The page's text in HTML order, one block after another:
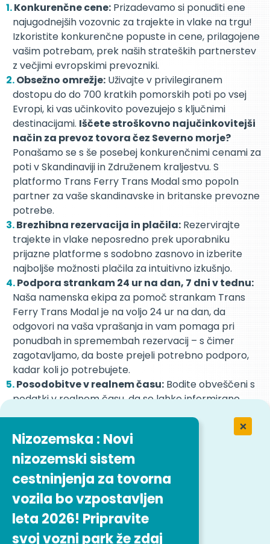
Nizozemska : Novi
nizozemski sistem
cestninjenja za tovorna
vozila bo vzpostavljen
leta 2026! Pripravite
svoj vozni park že zdaj
Konkurenčne cene:Prizadevamo si ponuditi ene
najugodnejših vozovnic za trajekte in vlake na trgu!
Izkoristite konkurenčne popuste in cene, prilagojene
vašim potrebam, prek naših strateških partnerstev
z večjimi evropskimi prevozniki.
Obsežno omrežje:Uživajte v privilegiranem
dostopu do do 700 kratkih pomorskih poti po vsej
Evropi, ki vas učinkovito povezujejo s ključnimi
destinacijami. Iščete stroškovno najučinkovitejši
način za prevoz tovora čez Severno morje?
Ponašamo se s še posebej konkurenčnimi cenami za
poti v Skandinaviji in Združenem kraljestvu. S
platformo Trans Ferry Trans Modal smo popoln
partner za vaše skandinavske in britanske prevozne
potrebe.
Brezhibna rezervacija in plačila:Rezervirajte
trajekte in vlake neposredno prek uporabniku
prijazne platforme s sodobno zasnovo in izberite
najboljše možnosti plačila za intuitivno izkušnjo.
Podpora strankam 24 ur na dan, 7 dni v tednu:
Naša namenska ekipa za pomoč strankam Trans
Ferry Trans Modal je na voljo 24 ur na dan, da
odgovori na vaša vprašanja in vam pomaga pri
ponudbah in spremembah rezervacij – s čimer
zagotavljamo, da boste prejeli potrebno podporo,
kadar koli jo potrebujete.
Posodobitve v realnem času:Bodite obveščeni s
podatki v realnem času, da se lahko informirano
Ker razumemo neprekinjeno naravo prevoza, naš
namenski oddelek za rezervacije deluje 24 ur na dan,
vključno zvečer in ob vikendih. Ne glede na to, ali
potrebujete pomoč pri rezervacijah ali spremembah
v zadnjem trenutku, vam je naša ekipa za podporo
pripravljena zagotoviti hitro in zanesljivo pomoč.
Naše platforme se od drugih razlikujejo po dostopu do
več kot700 trajektnih linij, alpskih predorov in